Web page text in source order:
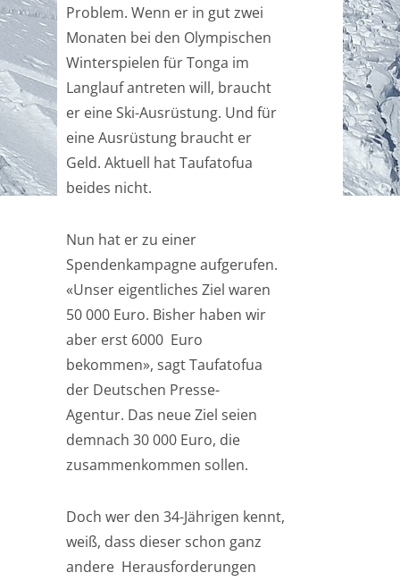
Problem. Wenn er in gut zwei
Monaten bei den Olympischen
Winterspielen für Tonga im
Langlauf antreten will, braucht
er eine Ski-Ausrüstung. Und für
eine Ausrüstung braucht er
Geld. Aktuell hat Taufatofua
beides nicht.
Nun hat er zu einer
Spendenkampagne aufgerufen.
«Unser eigentliches Ziel waren
50 000 Euro. Bisher haben wir
aber erst 6000 Euro
bekommen», sagt Taufatofua
der Deutschen Presse-
Agentur. Das neue Ziel seien
demnach 30 000 Euro, die
zusammenkommen sollen.
Doch wer den 34-Jährigen kennt,
weiß, dass dieser schon ganz
andere Herausforderungen